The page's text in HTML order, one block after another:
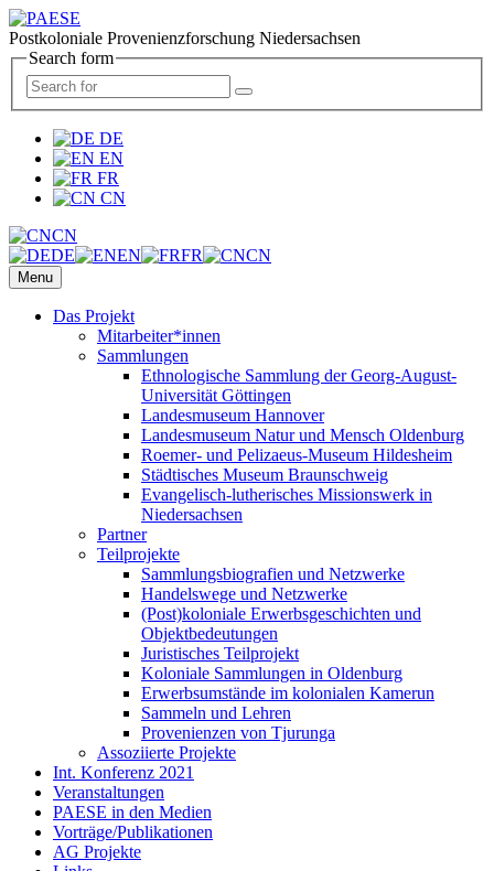
Postkoloniale Provenienzforschung Niedersachsen
Search form
DE
EN
FR
CN
CN
DE
EN FR CN
Menu
Das Projekt
Mitarbeiter*innen
Sammlungen
Ethnologische Sammlung der Georg-August-
Universität Göttingen
Landesmuseum Hannover
Landesmuseum Natur und Mensch Oldenburg
Roemer- und Pelizaeus-Museum Hildesheim
Städtisches Museum Braunschweig
Evangelisch-lutherisches Missionswerk in
Niedersachsen
Partner
Teilprojekte
Sammlungsbiografien und Netzwerke
Handelswege und Netzwerke
(Post)koloniale Erwerbsgeschichten und
Objektbedeutungen
Juristisches Teilprojekt
Koloniale Sammlungen in Oldenburg
Erwerbsumstände im kolonialen Kamerun
Sammeln und Lehren
Provenienzen von Tjurunga
Assoziierte Projekte
Int. Konferenz 2021
Veranstaltungen
PAESE in den Medien
Vorträge/Publikationen
AG Projekte